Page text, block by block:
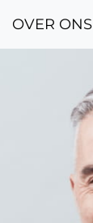
OVER ONS